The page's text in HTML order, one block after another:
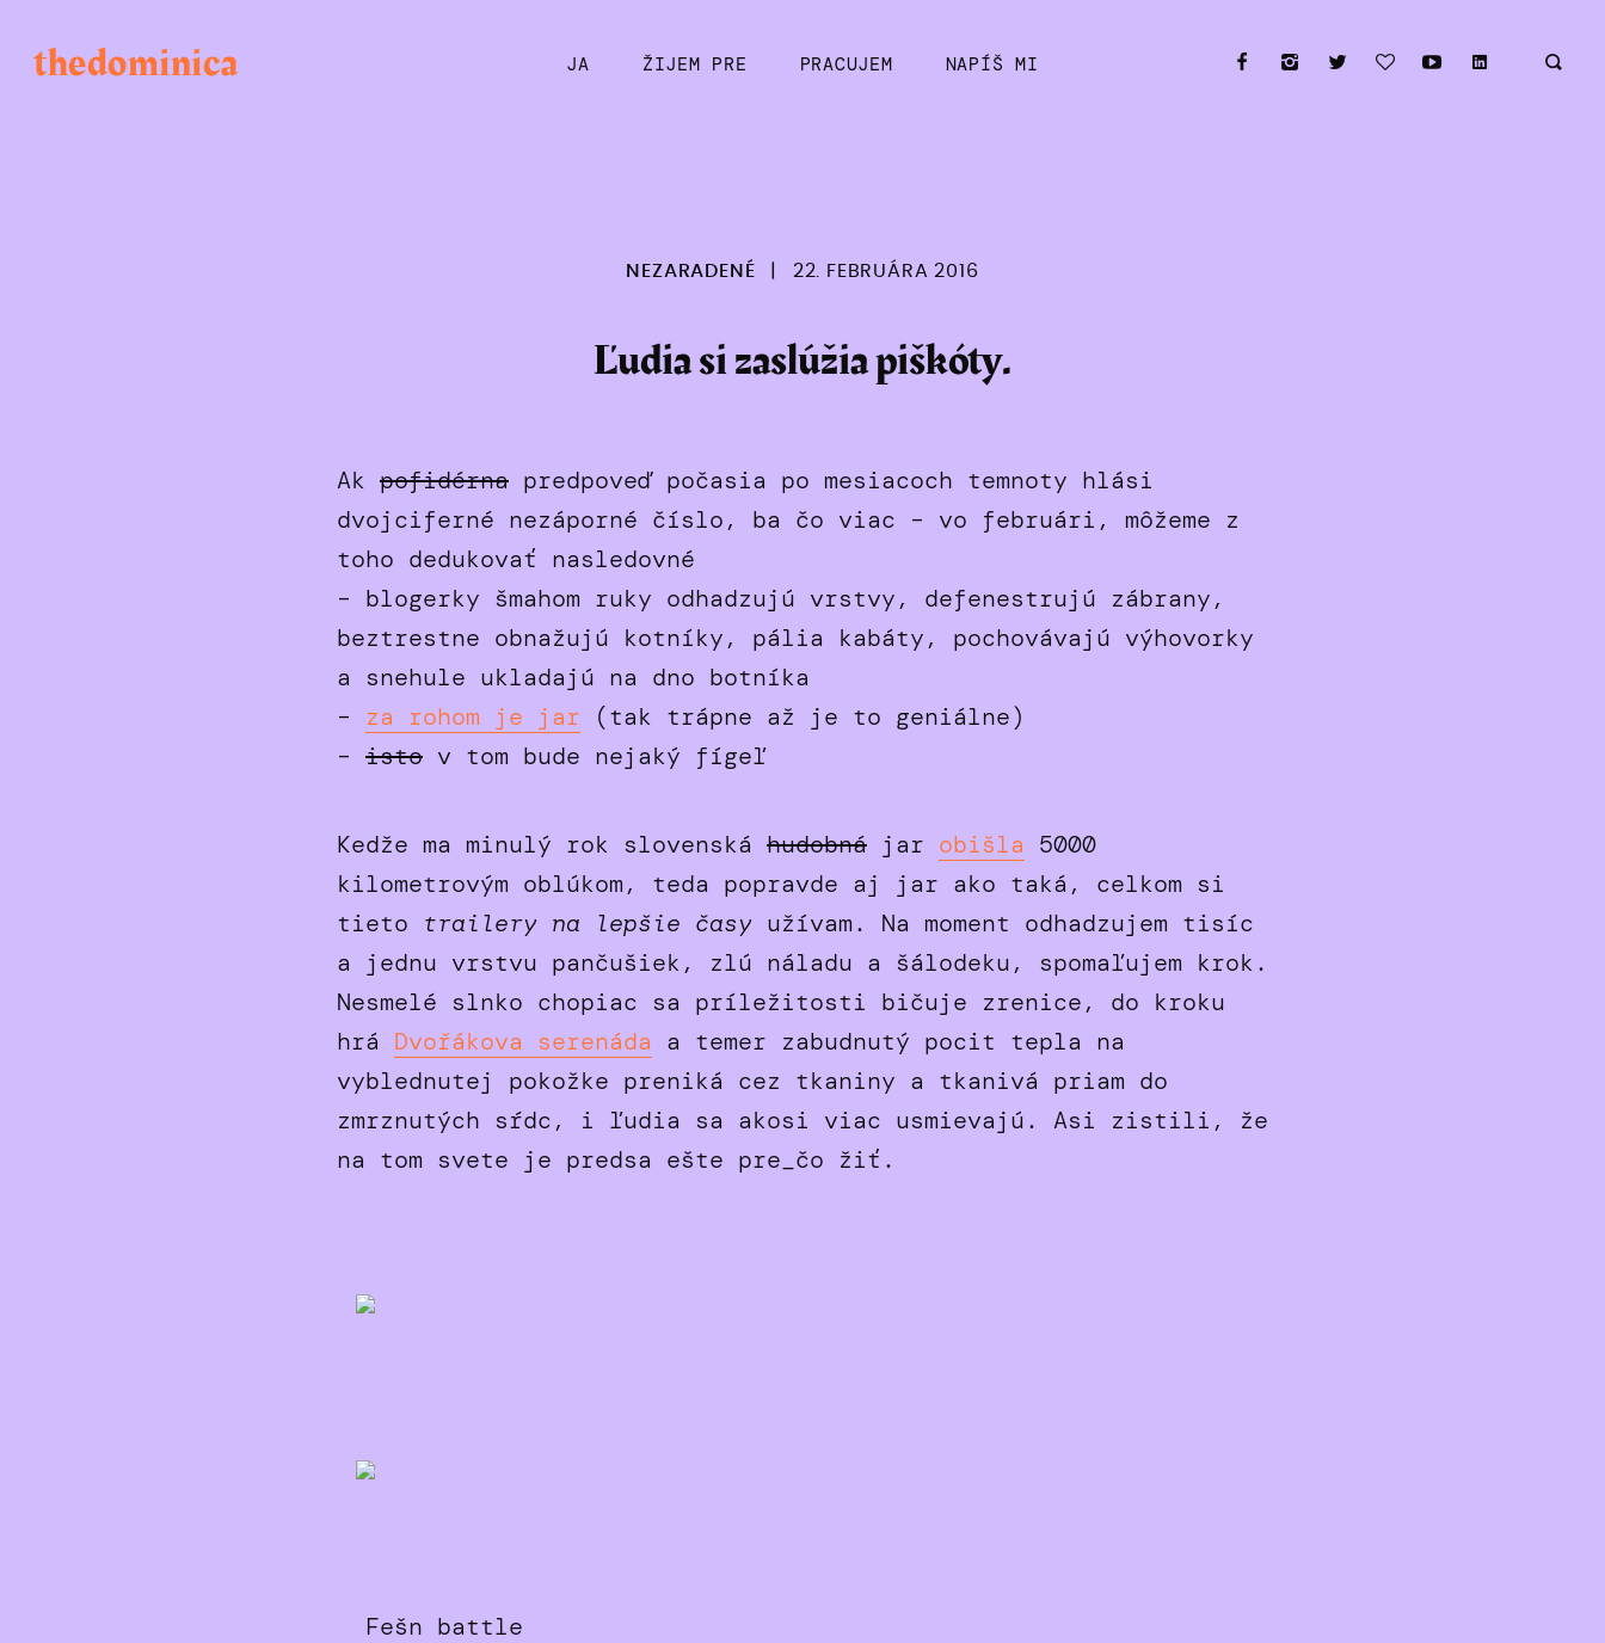
content
thedominica JA ŽIJEM PRE PRACUJEM NAPÍŠ MI
NEZARADENÉ 22. FEBRUÁRA 2016
Ľudia si zaslúžia piškóty.
Ak pofidérna predpoveď počasia po mesiacoch temnoty hlási
dvojciferné nezáporné číslo, ba čo viac – vo februári, môžeme z
toho dedukovať nasledovné
– blogerky šmahom ruky odhadzujú vrstvy, defenestrujú zábrany,
beztrestne obnažujú kotníky, pália kabáty, pochovávajú výhovorky
a snehule ukladajú na dno botníka
– za rohom je jar (tak trápne až je to geniálne)
– isto v tom bude nejaký fígeľ
Kedže ma minulý rok slovenská hudobná jar obišla 5000
kilometrovým oblúkom, teda popravde aj jar ako taká, celkom si
tieto trailery na lepšie časy užívam. Na moment odhadzujem tisíc
a jednu vrstvu pančušiek, zlú náladu a šálodeku, spomaľujem krok.
Nesmelé slnko chopiac sa príležitosti bičuje zrenice, do kroku
hrá Dvořákova serenáda a temer zabudnutý pocit tepla na
vyblednutej pokožke preniká cez tkaniny a tkanivá priam do
zmrznutých sŕdc, i ľudia sa akosi viac usmievajú. Asi zistili, že
na tom svete je predsa ešte pre_čo žiť.
Fešn battle